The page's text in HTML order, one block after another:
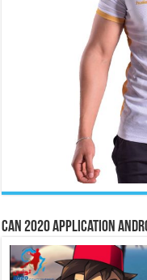
CAN 2020 Application